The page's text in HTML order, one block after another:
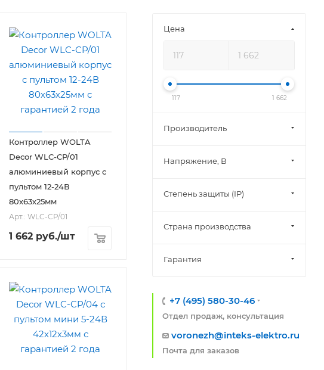
Контроллер WOLTA
Decor WLC-CP/01
алюминиевый корпус с
пультом 12-24В
80х63х25мм
Арт.: WLC-CP/01
1 662 руб./шт
Цена
117 1 662
Производитель
Напряжение, В
Степень защиты (IP)
Страна производства
Гарантия
+7 (495) 580-30-46
Отдел продаж, консультация
voronezh@inteks-elektro.ru
Почта для заказов